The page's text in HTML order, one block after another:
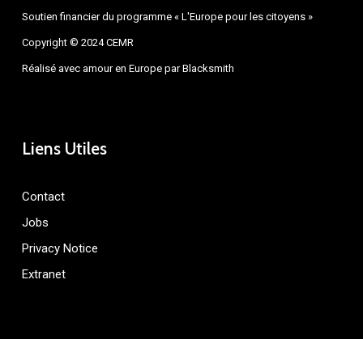
Soutien financier du programme « L'Europe pour les citoyens »
Copyright © 2024 CEMR
Réalisé avec amour en Europe parBlacksmith
Liens Utiles
Contact
Jobs
Privacy Notice
Extranet